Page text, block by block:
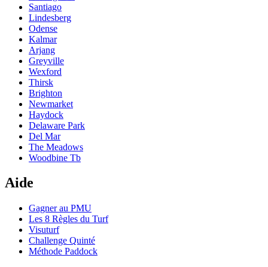
Santiago
Lindesberg
Odense
Kalmar
Arjang
Greyville
Wexford
Thirsk
Brighton
Newmarket
Haydock
Delaware Park
Del Mar
The Meadows
Woodbine Tb
Aide
Gagner au PMU
Les 8 Règles du Turf
Visuturf
Challenge Quinté
Méthode Paddock